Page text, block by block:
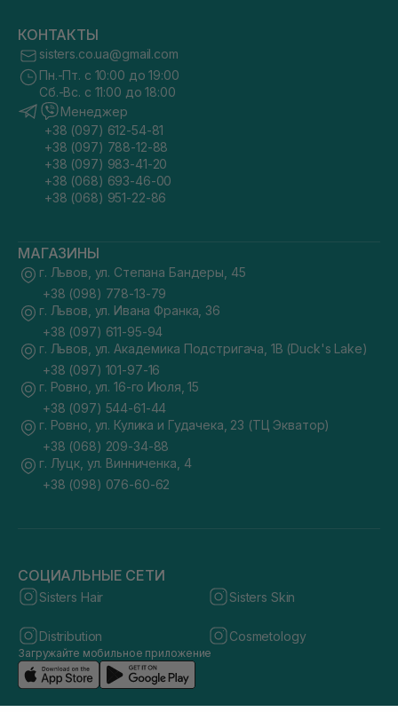
КОНТАКТЫ
sisters.co.ua@gmail.com
Пн.-Пт. с 10:00 до 19:00
Сб.-Вс. с 11:00 до 18:00
Менеджер
+38 (097) 612-54-81
+38 (097) 788-12-88
+38 (097) 983-41-20
+38 (068) 693-46-00
+38 (068) 951-22-86
МАГАЗИНЫ
г. Львов, ул. Степана Бандеры, 45
+38 (098) 778-13-79
г. Львов, ул. Ивана Франка, 36
+38 (097) 611-95-94
г. Львов, ул. Академика Подстригача, 1В (Duck's Lake)
+38 (097) 101-97-16
г. Ровно, ул. 16-го Июля, 15
+38 (097) 544-61-44
г. Ровно, ул. Кулика и Гудачека, 23 (ТЦ Экватор)
+38 (068) 209-34-88
г. Луцк, ул. Винниченка, 4
+38 (098) 076-60-62
СОЦИАЛЬНЫЕ СЕТИ
Sisters Hair Sisters Skin
Distribution Cosmetology
Загружайте мобильное приложение